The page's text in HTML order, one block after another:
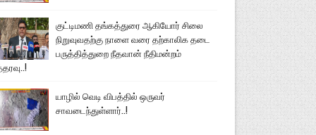
குட்டிமணி தங்கத்துரை ஆகியோர் சிலை
நிறுவுவதற்கு நாளை வரை தற்காலிக தடை
பருத்தித்துறை நீதவான் நீதிமன்றம்
யாழில் வெடி விபத்தில் ஒருவர்
சாவடைந்துள்ளார்..!